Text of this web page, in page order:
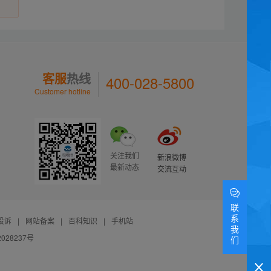
客服热线
Customer hotline 400-028-5800
关注我们
最新动态
新浪微博
交流互动
诉 | 网站备案 | 百科知识 |
手机站
号
联
系
我
们